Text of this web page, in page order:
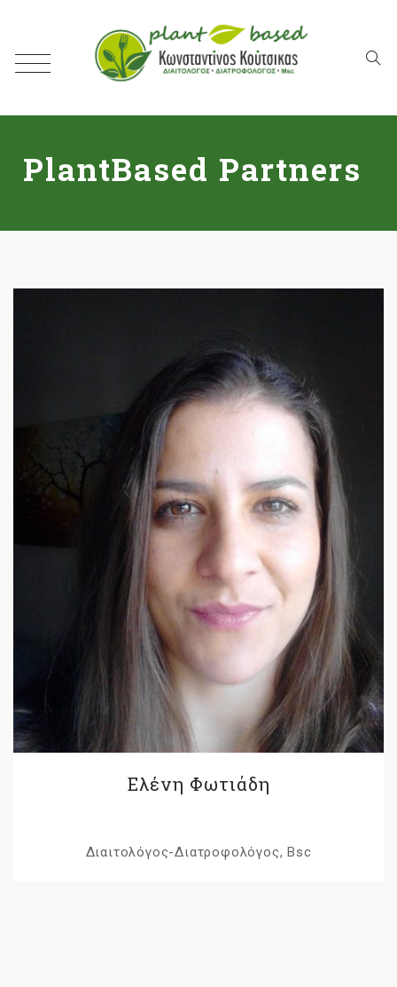
PlantBased Partners
Ελένη Φωτιάδη
Διαιτολόγος-Διατροφολόγος, Bsc